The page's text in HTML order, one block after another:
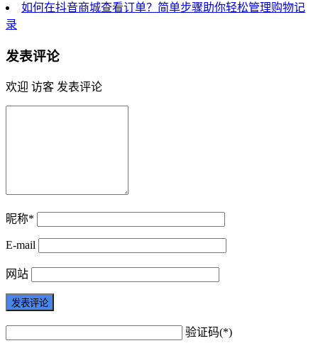
如何在抖音商城查看订单？简单步骤助你轻松管理购物记
录
发表评论
欢迎 访客 发表评论
昵称*
E-mail
网站
验证码(*)